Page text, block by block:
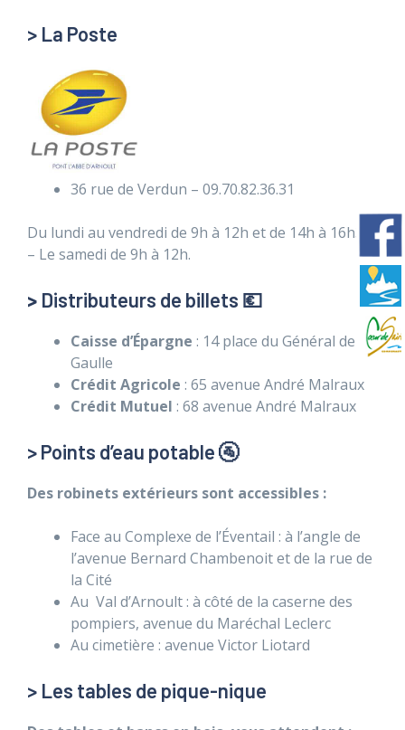
> La Poste
36 rue de Verdun – 09.70.82.36.31
Du lundi au vendredi de 9h à 12h et de 14h à 16h30
– Le samedi de 9h à 12h.
> Distributeurs de billets 💶
Caisse d’Épargne : 14 place du Général de
Gaulle
Crédit Agricole : 65 avenue André Malraux
Crédit Mutuel : 68 avenue André Malraux
> Points d’eau potable 🚰
Des robinets extérieurs sont accessibles :
Face au Complexe de l’Éventail : à l’angle de
l’avenue Bernard Chambenoit et de la rue de
la Cité
Au Val d’Arnoult : à côté de la caserne des
pompiers, avenue du Maréchal Leclerc
Au cimetière : avenue Victor Liotard
> Les tables de pique-nique